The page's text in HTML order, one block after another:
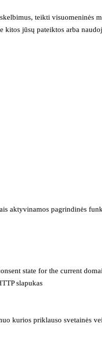
teikti
jūsų pateiktos arba
aktyvinamos pagrindinės
state for the current
slapukas
kurios priklauso svetainės